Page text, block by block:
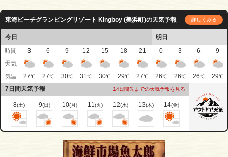
東海ビーチグランピングリゾート Kingboy (美浜町)の天気予報 詳しくみる
今日
明日
時間
3 6 9 12 15 18 21 0 3 6
9
天気
気温 27℃ 27℃ 30℃ 31℃ 30℃ 29℃ 27℃ 26℃ 26℃ 26℃ 29℃
7日間天気予報 14日間先までの天気予報を見る
8(土) 9(日) 10(月) 11(火) 12(水) 13(木) 14(金)